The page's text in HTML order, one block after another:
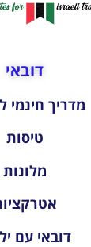
דובאי
מדריך חינמי
טיסות
מלונות
דובאי עם